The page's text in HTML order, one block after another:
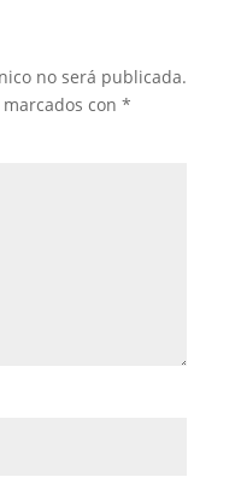
no será publicada.
con *